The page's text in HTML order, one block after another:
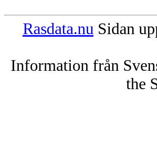
Rasdata.nu Sidan
Information från
the